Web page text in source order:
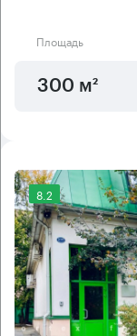
Площадь
300 м²
8.2